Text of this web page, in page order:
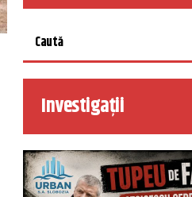
Investigații